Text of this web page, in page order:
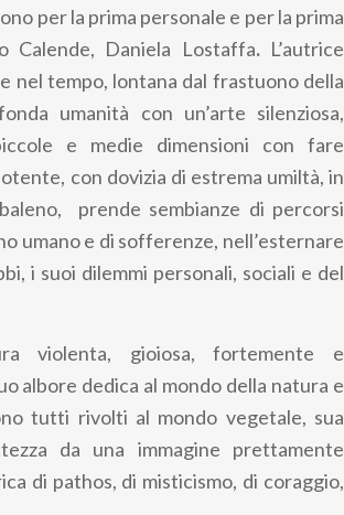
per la prima personale e per la prima
Calende, Daniela Lostaffa. L’autrice
nel tempo, lontana dal frastuono della
umanità con un’arte silenziosa,
e medie dimensioni con fare
con dovizia di estrema umiltà, in
prende sembianze di percorsi
umano e di sofferenze, nell’esternare
i suoi dilemmi personali, sociali e del
violenta, gioiosa, fortemente e
albore dedica al mondo della natura e
tutti rivolti al mondo vegetale, sua
da una immagine prettamente
di pathos, di misticismo, di coraggio,